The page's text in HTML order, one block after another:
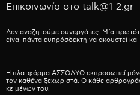
Επικοινωνία στο talk@1-2.gr
Δεν αναζητούμε συνεργάτες. Μία
είναι πάντα ευπρόσδεκτη να ακουστεί
Η πλατφόρμα ΑΣΣΟΔΥΟ εκπροσωπεί
τον καθένα ξεχωριστά. Ο κάθε
κειμένων του.